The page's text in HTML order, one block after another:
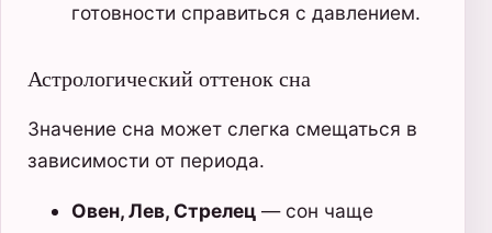
готовности справиться с давлением.
Астрологический оттенок сна
Значение сна может слегка смещаться в
зависимости от периода.
Овен, Лев, Стрелец — сон чаще